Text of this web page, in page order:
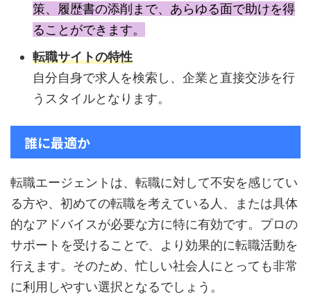
策、履歴書の添削まで、あらゆる面で助けを得
ることができます。
転職サイトの特性
自分自身で求人を検索し、企業と直接交渉を行
うスタイルとなります。
誰に最適か
転職エージェントは、転職に対して不安を感じてい
る方や、初めての転職を考えている人、または具体
的なアドバイスが必要な方に特に有効です。プロの
サポートを受けることで、より効果的に転職活動を
行えます。そのため、忙しい社会人にとっても非常
に利用しやすい選択となるでしょう。